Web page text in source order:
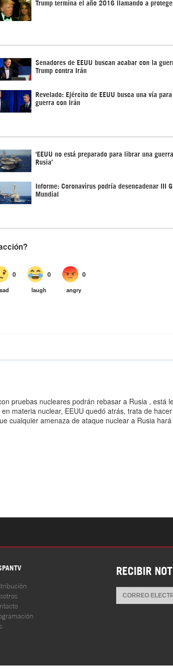
Trump termina el año 2016 llamando a
Senadores de EEUU buscan acabar con la
Trump contra Irán
Revelado: Ejército de EEUU busca una vía
guerra con Irán
‘EEUU no está preparado para librar una
Rusia’
Informe: Coronavirus podría desencadenar III
Mundial
RECIBIR